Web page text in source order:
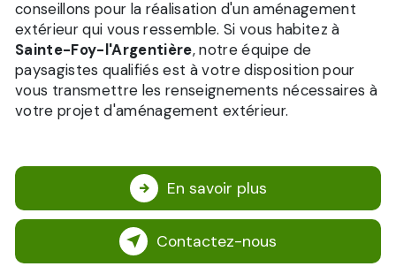
conseillons pour la réalisation d'un aménagement
extérieur qui vous ressemble. Si vous habitez à
Sainte-Foy-l'Argentière, notre équipe de
paysagistes qualifiés est à votre disposition pour
vous transmettre les renseignements nécessaires à
votre projet d'aménagement extérieur.
En savoir plus
Contactez-nous